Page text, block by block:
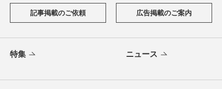
記事掲載のご依頼 広告掲載のご案内
特集 ニュース